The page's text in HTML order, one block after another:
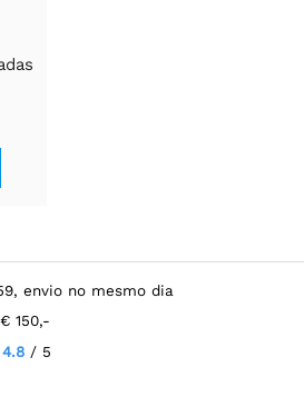
envio no mesmo dia
150,-
4.8 / 5